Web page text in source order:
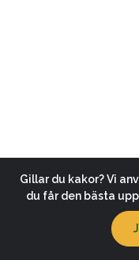
Gillar du kakor? Vi
du får den bästa